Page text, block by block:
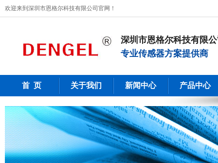
欢迎来到深圳市恩格尔科技有限公司官网！
深圳市恩格尔科技有限
专业传感器方案提供商
首 页 关于我们 新闻中心 产品中心